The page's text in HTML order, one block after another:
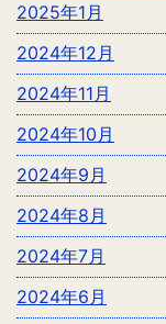
2025年1月
2024年12月
2024年11月
2024年10月
2024年9月
2024年8月
2024年7月
2024年6月